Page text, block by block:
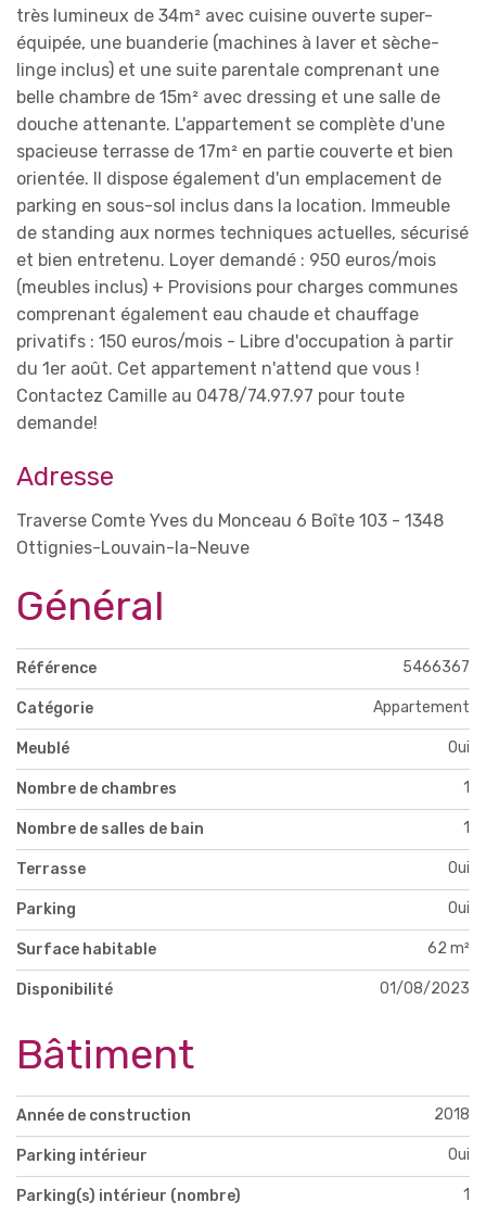
très lumineux de 34m² avec cuisine ouverte super-
équipée, une buanderie (machines à laver et sèche-
linge inclus) et une suite parentale comprenant une
belle chambre de 15m² avec dressing et une salle de
douche attenante. L'appartement se complète d'une
spacieuse terrasse de 17m² en partie couverte et bien
orientée. Il dispose également d'un emplacement de
parking en sous-sol inclus dans la location. Immeuble
de standing aux normes techniques actuelles, sécurisé
et bien entretenu. Loyer demandé : 950 euros/mois
(meubles inclus) + Provisions pour charges communes
comprenant également eau chaude et chauffage
privatifs : 150 euros/mois - Libre d'occupation à partir
du 1er août. Cet appartement n'attend que vous !
Contactez Camille au 0478/74.97.97 pour toute
demande!
Adresse
Traverse Comte Yves du Monceau 6 Boîte 103 - 1348
Ottignies-Louvain-la-Neuve
Général
Référence 5466367
Catégorie Appartement
Meublé Oui
Nombre de chambres 1
Nombre de salles de bain 1
Terrasse Oui
Parking Oui
Surface habitable 62 m²
Disponibilité 01/08/2023
Bâtiment
Année de construction 2018
Parking intérieur Oui
Parking(s) intérieur (nombre) 1